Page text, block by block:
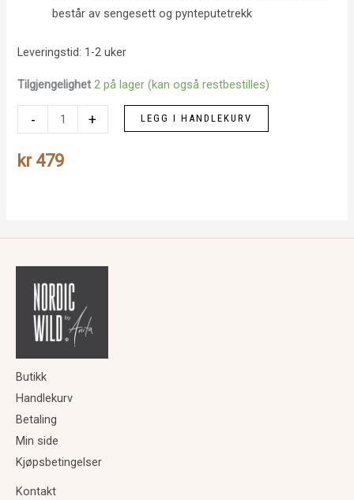
består av sengesett og pynteputetrekk
Leveringstid: 1-2 uker
Tilgjengelighet 2 på lager (kan også restbestilles)
-
Kveldstur
antall
+ LEGG I HANDLEKURV
kr479
Butikk
Handlekurv
Betaling
Min side
Kjøpsbetingelser
Kontakt